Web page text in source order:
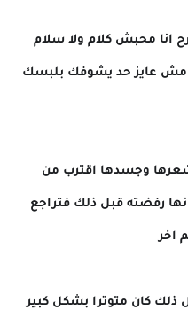
انا محبش كلام ولا سلام
مش عايز حد يشوفك بلبسك
وجسدها اقترب من
رفضته قبل ذلك فتراجع
اخر
ذلك كان متوترا بشكل كبير